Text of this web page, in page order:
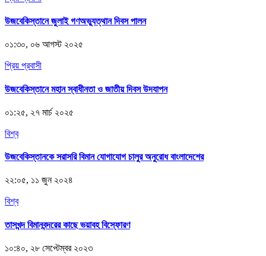
উজবেকিস্তানে জুলাই গণঅভ্যুত্থান দিবস পালন
০১:৩০, ০৬ আগস্ট ২০২৫
প্রিয় প্রবাসী
উজবেকিস্তানে মহান স্বাধীনতা ও জাতীয় দিবস উদযাপন
০১:২৫, ২৭ মার্চ ২০২৫
বিশ্ব
উজবেকিস্তানকে সরাসরি বিমান যোগাযোগ চালুর অনুরোধ বাংলাদেশের
২২:০৫, ১১ জুন ২০২৪
বিশ্ব
তাসখন্দ বিমানবন্দরের কাছে ভয়াবহ বিস্ফোরণ
১০:৪০, ২৮ সেপ্টেম্বর ২০২৩